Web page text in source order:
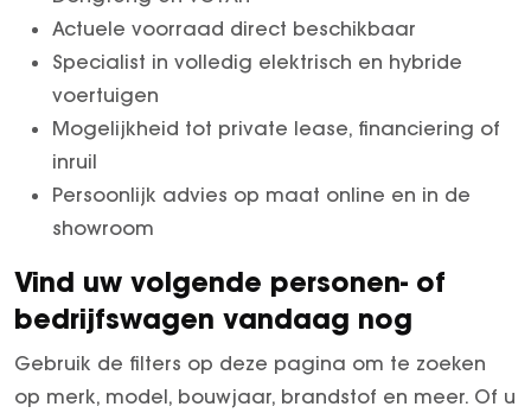
Actuele voorraad direct beschikbaar
Specialist in volledig elektrisch en hybride
voertuigen
Mogelijkheid tot private lease, financiering of
inruil
Persoonlijk advies op maat online en in de
showroom
Vind uw volgende personen- of
bedrijfswagen vandaag nog
Gebruik de filters op deze pagina om te zoeken
op merk, model, bouwjaar, brandstof en meer. Of u